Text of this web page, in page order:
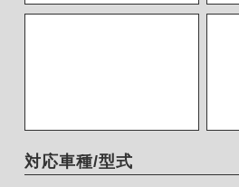
対応車種/型式